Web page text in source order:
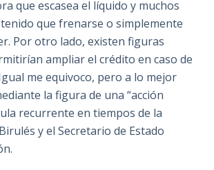
que escasea el líquido y muchos
que frenarse o simplemente
Por otro lado, existen figuras
ampliar el crédito en caso de
me equivoco, pero a lo mejor
la figura de una “acción
recurrente en tiempos de la
y el Secretario de Estado